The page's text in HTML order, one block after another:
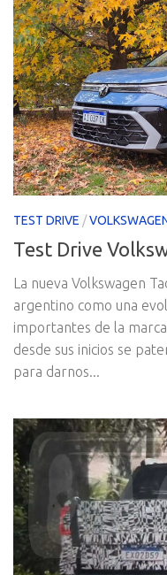
TEST DRIVE /
Test Drive
La nueva Volkswagen
argentino como una
importantes de la
desde sus inicios se
para darnos...